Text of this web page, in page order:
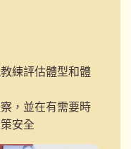
練評估體型和體
，並在有需要時
安全